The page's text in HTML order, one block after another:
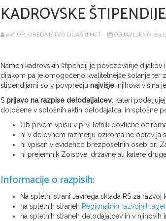
KADROVSKE ŠTIPENDIJE
AVTOR: UREDNIŠTVO DIJAŠKI.NET OBJAVLJENO:
Namen kadrovskih štipendij je povezovanje
dijakom pa je omogočeno kvalitetnejše šolanje ter
štipendijami so v povprečju najvišje , njihova
S prijavo na razpise delodaljalcev , kateri
določene v splošnih aktih delodajalca, in splošne
Ob prvem vpisu v prvi letnik poklicne
ni v delovnem razmerju oziroma ne opravlja
ni vpisan v evidenco brezposelnih oseb pri
ni prejemnik Zoisove, državne ali katere
Informacije o razpisih:
Na spletni strani Javnega sklada RS za
na spletnih straneh Regionalnih razvojnih
na spletnih straneh delodajalcev in v njihovih